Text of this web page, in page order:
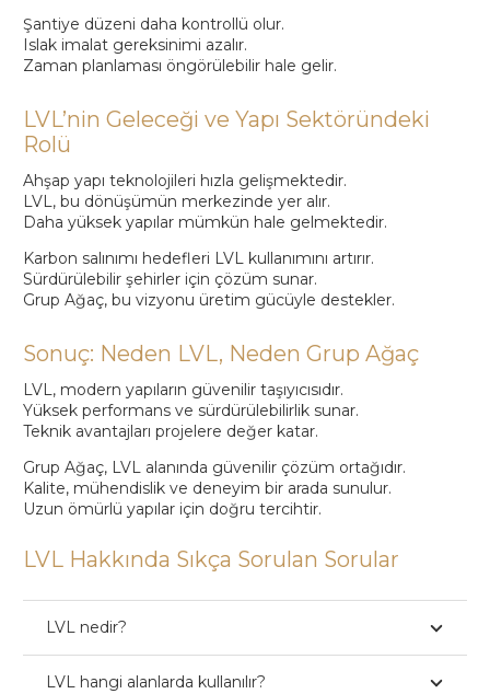
Şantiye düzeni daha kontrollü olur.
Islak imalat gereksinimi azalır.
Zaman planlaması öngörülebilir hale gelir.
LVL’nin Geleceği ve Yapı Sektöründeki
Rolü
Ahşap yapı teknolojileri hızla gelişmektedir.
LVL, bu dönüşümün merkezinde yer alır.
Daha yüksek yapılar mümkün hale gelmektedir.
Karbon salınımı hedefleri LVL kullanımını artırır.
Sürdürülebilir şehirler için çözüm sunar.
Grup Ağaç, bu vizyonu üretim gücüyle destekler.
Sonuç: Neden LVL, Neden Grup Ağaç
LVL, modern yapıların güvenilir taşıyıcısıdır.
Yüksek performans ve sürdürülebilirlik sunar.
Teknik avantajları projelere değer katar.
Grup Ağaç, LVL alanında güvenilir çözüm ortağıdır.
Kalite, mühendislik ve deneyim bir arada sunulur.
Uzun ömürlü yapılar için doğru tercihtir.
LVL Hakkında Sıkça Sorulan Sorular
LVL nedir?
LVL hangi alanlarda kullanılır?